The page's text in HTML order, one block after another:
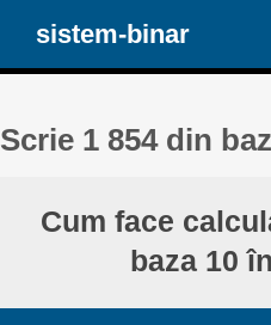
sistem-binar
Scrie 1 854 din
Cum face
baza 10